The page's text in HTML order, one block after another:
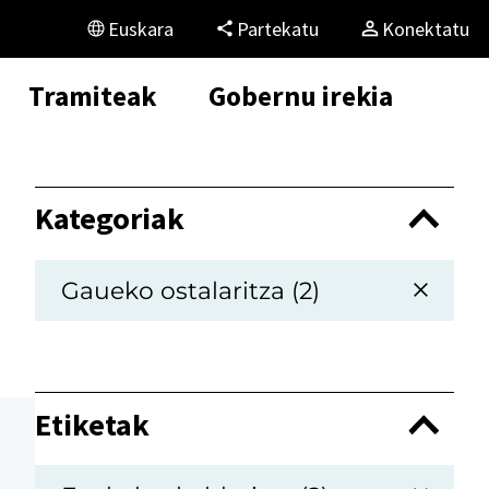
Euskara Partekatu Konektatu
Tramiteak Gobernu irekia
Kategoriak
Gaueko ostalaritza (2)
Etiketak